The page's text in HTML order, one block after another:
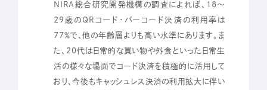
NIRA総合研究開発機構の調査によれば、18～
29歳のQRコード・バーコード決済の利用率は
77％で、他の年齢層よりも高い水準にあります。ま
た、20代は日常的な買い物や外食といった日常生
活の様々な場面でコード決済を積極的に活用して
おり、今後もキャッシュレス決済の利用拡大に伴い